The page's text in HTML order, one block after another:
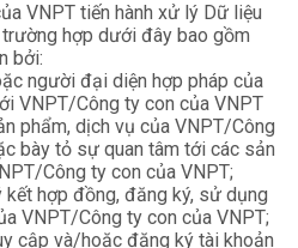
VNPT tiến hành xử lý Dữ liệu
hợp dưới đây bao gồm
bởi:
người đại diện hợp pháp của
VNPT/Công ty con của VNPT
phẩm, dịch vụ của VNPT/Công
bày tỏ sự quan tâm tới các sản
Công ty con của VNPT;
kết hợp đồng, đăng ký, sử dụng
VNPT/Công ty con của VNPT;
cập và/hoặc đăng ký tài khoản